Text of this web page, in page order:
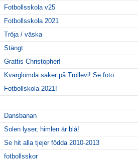
Fotbollsskola v25
Fotbollsskola 2021
Tröja / väska
Stängt
Grattis Christopher!
Kvarglömda saker på Trollevi! Se foto.
Fotbollskola 2021!
Dansbanan
Solen lyser, himlen är blå!
Se hit alla tjejer födda 2010-2013
fotbollsskor